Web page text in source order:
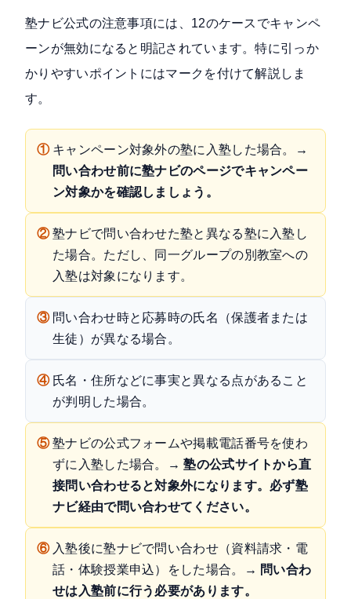
塾ナビ公式の注意事項には、12のケースでキャンペ
ーンが無効になると明記されています。特に引っか
かりやすいポイントにはマークを付けて解説しま
す。
① キャンペーン対象外の塾に入塾した場合。
→
問い合わせ前に塾ナビのページでキャンペー
ン対象かを確認しましょう。
② 塾ナビで問い合わせた塾と異なる塾に入塾し
た場合。ただし、同一グループの別教室への
入塾は対象になります。
③ 問い合わせ時と応募時の氏名（保護者または
生徒）が異なる場合。
④ 氏名・住所などに事実と異なる点があること
が判明した場合。
⑤ 塾ナビの公式フォームや掲載電話番号を使わ
ずに入塾した場合。
→ 塾の公式サイトから直
接問い合わせると対象外になります。必ず塾
ナビ経由で問い合わせてください。
⑥ 入塾後に塾ナビで問い合わせ（資料請求・電
話・体験授業申込）をした場合。
→ 問い合わ
せは入塾前に行う必要があります。